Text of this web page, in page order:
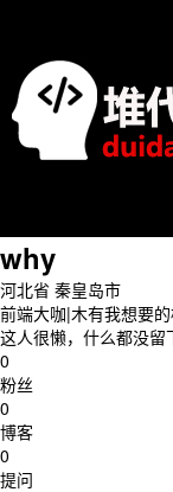
why
河北省 秦皇岛市
前端大咖|木有我想要
这人很懒，什么都没留
0
粉丝
0
博客
0
提问